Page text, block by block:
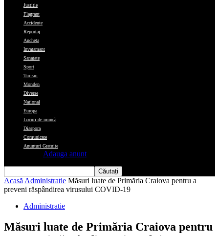
Justitie
Flagrant
Accidente
Reportaj
Ancheta
Invatamant
Sanatate
Sport
Turism
Monden
Diverse
National
Europa
Locuri de muncă
Diaspora
Comunicate
Anunturi Gratuite
Adauga anunt
Acasă Administratie Măsuri luate de Primăria Craiova pentru a
preveni răspândirea virusului COVID-19
Administratie
Măsuri luate de Primăria Craiova pentru